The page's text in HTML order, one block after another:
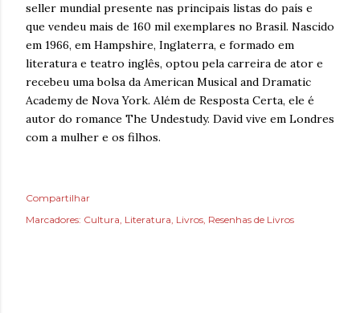
seller mundial presente nas principais listas do país e
que vendeu mais de 160 mil exemplares no Brasil. Nascido
em 1966, em Hampshire, Inglaterra, e formado em
literatura e teatro inglês, optou pela carreira de ator e
recebeu uma bolsa da American Musical and Dramatic
Academy de Nova York. Além de Resposta Certa, ele é
autor do romance The Undestudy. David vive em Londres
com a mulher e os filhos.
Compartilhar
Marcadores: Cultura Literatura Livros Resenhas de Livros